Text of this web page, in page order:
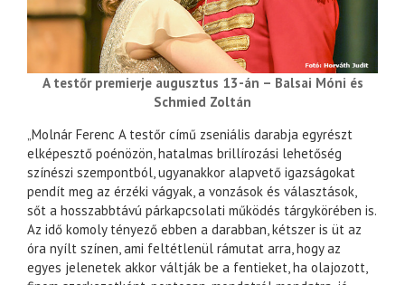
A testőr premierje augusztus 13-án – Balsai Móni és
Schmied Zoltán
„Molnár Ferenc A testőr című zseniális darabja egyrészt
elképesztő poénözön, hatalmas brillírozási lehetőség
színészi szempontból, ugyanakkor alapvető igazságokat
pendít meg az érzéki vágyak, a vonzások és választások,
sőt a hosszabbtávú párkapcsolati működés tárgykörében is.
Az idő komoly tényező ebben a darabban, kétszer is üt az
óra nyílt színen, ami feltétlenül rámutat arra, hogy az
egyes jelenetek akkor váltják be a fentieket, ha olajozott,